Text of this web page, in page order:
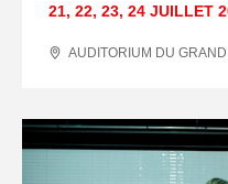
21, 22, 23, 24 JUILLET
AUDITORIUM DU